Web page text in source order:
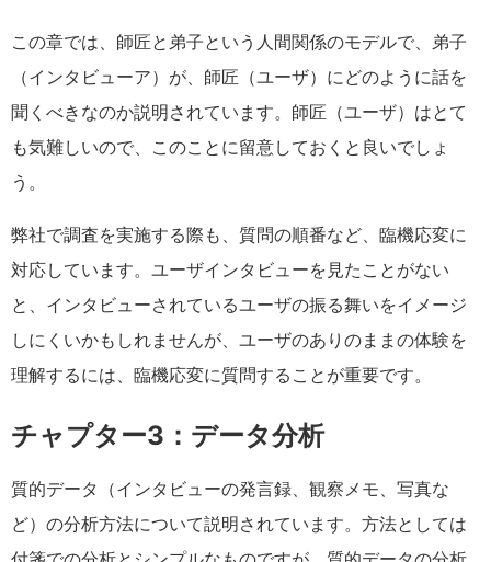
この章では、師匠と弟子という人間関係のモデルで、弟子
（インタビューア）が、師匠（ユーザ）にどのように話を
聞くべきなのか説明されています。師匠（ユーザ）はとて
も気難しいので、このことに留意しておくと良いでしょ
う。
弊社で調査を実施する際も、質問の順番など、臨機応変に
対応しています。ユーザインタビューを見たことがない
と、インタビューされているユーザの振る舞いをイメージ
しにくいかもしれませんが、ユーザのありのままの体験を
理解するには、臨機応変に質問することが重要です。
チャプター3：データ分析
質的データ（インタビューの発言録、観察メモ、写真な
ど）の分析方法について説明されています。方法としては